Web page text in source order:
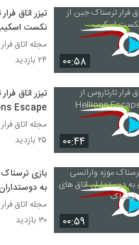
۰۰:۵۸
تیزر اتاق
نکست
مجله اتاق
۲۴ بازدید
۰۰:۴۴
تیزر اتاق
Escape
مجله اتاق
۲۵ بازدید
۰۰:۵۹
بازی
به
ترسناک
مجله اتاق
۳۰ بازدید